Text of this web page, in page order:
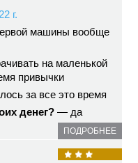
г.
машины вообще
на маленькой
привычки
за все это время
денег? — да
ПОДРОБНЕЕ